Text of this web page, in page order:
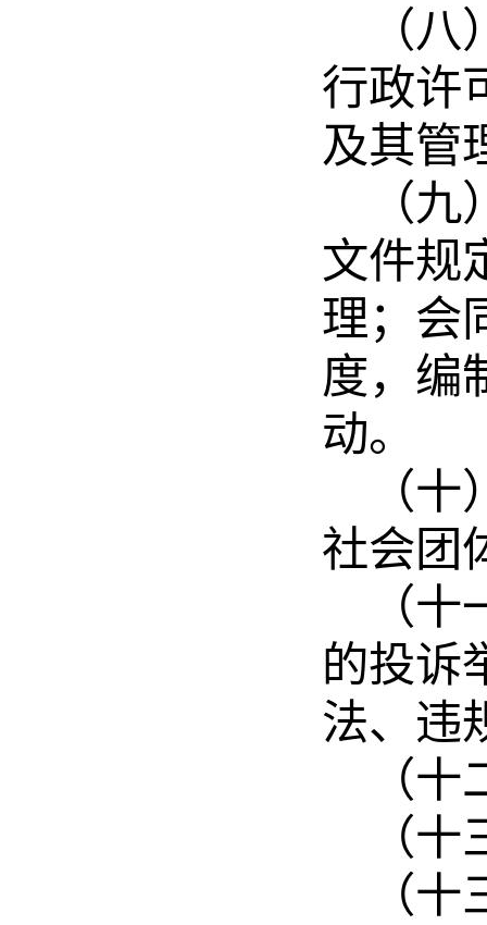
（
行政许
及其管
（
文件规
理；会
度，编
动。
（
社会团
（
的投诉
法、违
（
（
（